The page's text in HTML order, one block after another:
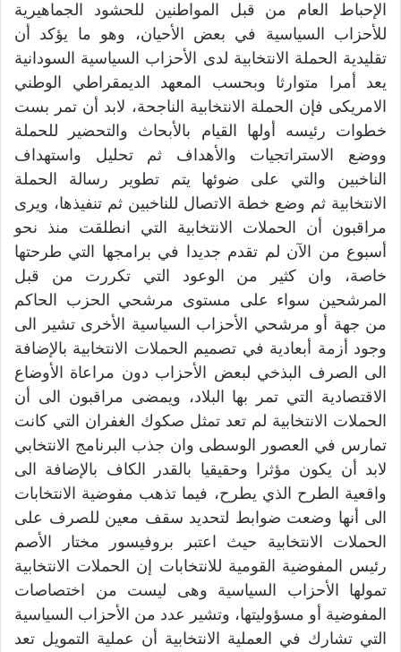
الإحباط العام من قبل المواطنين للحشود الجماهيرية
للأحزاب السياسية في بعض الأحيان، وهو ما يؤكد أن
تقليدية الحملة الانتخابية لدى الأحزاب السياسية السودانية
يعد أمرا متوارثا وبحسب المعهد الديمقراطي الوطني
الامريكى فإن الحملة الانتخابية الناجحة، لابد أن تمر بست
خطوات رئيسه أولها القيام بالأبحاث والتحضير للحملة
ووضع الاستراتجيات والأهداف ثم تحليل واستهداف
الناخبين والتي على ضوئها يتم تطوير رسالة الحملة
الانتخابية ثم وضع خطة الاتصال للناخبين ثم تنفيذها، ويرى
مراقبون أن الحملات الانتخابية التي انطلقت منذ نحو
أسبوع من الآن لم تقدم جديدا في برامجها التي طرحتها
خاصة، وان كثير من الوعود التي تكررت من قبل
المرشحين سواء على مستوى مرشحي الحزب الحاكم
من جهة أو مرشحي الأحزاب السياسية الأخرى تشير الى
وجود أزمة أبعادية في تصميم الحملات الانتخابية بالإضافة
الى الصرف البذخي لبعض الأحزاب دون مراعاة الأوضاع
الاقتصادية التي تمر بها البلاد، ويمضى مراقبون الى أن
الحملات الانتخابية لم تعد تمثل صكوك الغفران التي كانت
تمارس في العصور الوسطى وان جذب البرنامج الانتخابي
لابد أن يكون مؤثرا وحقيقيا بالقدر الكاف بالإضافة الى
واقعية الطرح الذي يطرح، فيما تذهب مفوضية الانتخابات
الى أنها وضعت ضوابط لتحديد سقف معين للصرف على
الحملات الانتخابية حيث اعتبر بروفيسور مختار الأصم
رئيس المفوضية القومية للانتخابات إن الحملات الانتخابية
تمولها الأحزاب السياسية وهى ليست من اختصاصات
المفوضية أو مسؤوليتها، وتشير عدد من الأحزاب السياسية
التي تشارك في العملية الانتخابية أن عملية التمويل تعد